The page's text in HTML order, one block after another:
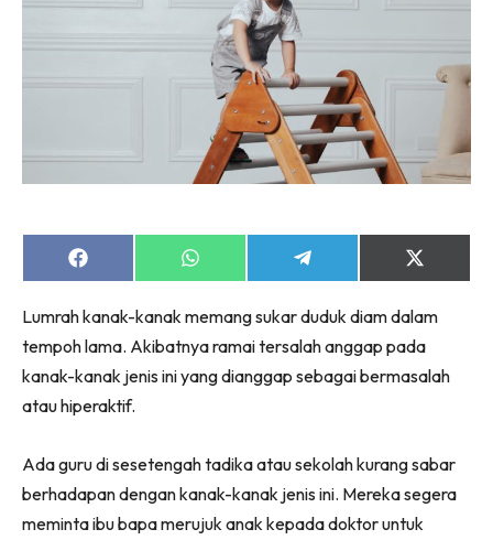
Share
on
Share
on
Share
on
Share
on
(Twitter)
Lumrah kanak-kanak memang sukar duduk diam dalam
tempoh lama. Akibatnya ramai tersalah anggap pada
kanak-kanak jenis ini yang dianggap sebagai bermasalah
atau hiperaktif.
Ada guru di sesetengah tadika atau sekolah kurang sabar
berhadapan dengan kanak-kanak jenis ini. Mereka segera
meminta ibu bapa merujuk anak kepada doktor untuk